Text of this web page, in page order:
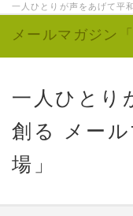
一人ひとりが声をあげ
メールマガジン
一人ひとり
創る メー
場」